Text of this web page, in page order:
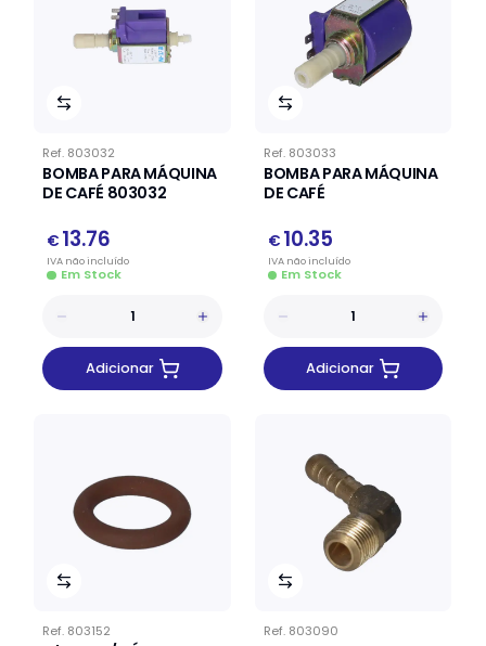
Ref. 803032
BOMBA PARA MÁQUINA
DE CAFÉ 803032
€ 13.76
IVA nãoincluído
Em Stock
Adicionar
Ref. 803033
BOMBA PARA MÁQUINA
DE CAFÉ
€ 10.35
IVA nãoincluído
Em Stock
Adicionar
Ref. 803152 Ref. 803090